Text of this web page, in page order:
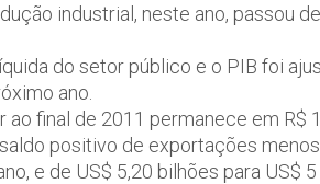
industrial, neste ano, passou
do setor público e o PIB foi
ano.
final de 2011 permanece em R$
positivo de exportações
e de US$ 5,20 bilhões para US$